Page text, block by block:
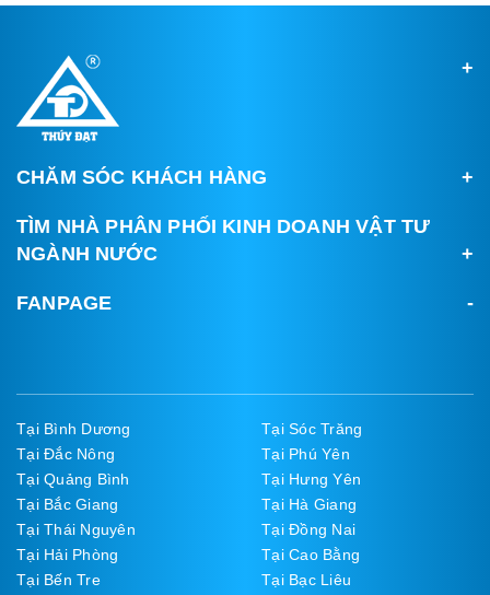
CHĂM SÓC KHÁCH HÀNG
TÌM NHÀ PHÂN PHỐI KINH DOANH VẬT TƯ
NGÀNH NƯỚC
FANPAGE
Tại Bình Dương
Tại Sóc Trăng
Tại Đắc Nông
Tại Phú Yên
Tại Quảng Bình
Tại Hưng Yên
Tại Bắc Giang
Tại Hà Giang
Tại Thái Nguyên
Tại Đồng Nai
Tại Hải Phòng
Tại Cao Bằng
Tại Bến Tre
Tại Bạc Liêu